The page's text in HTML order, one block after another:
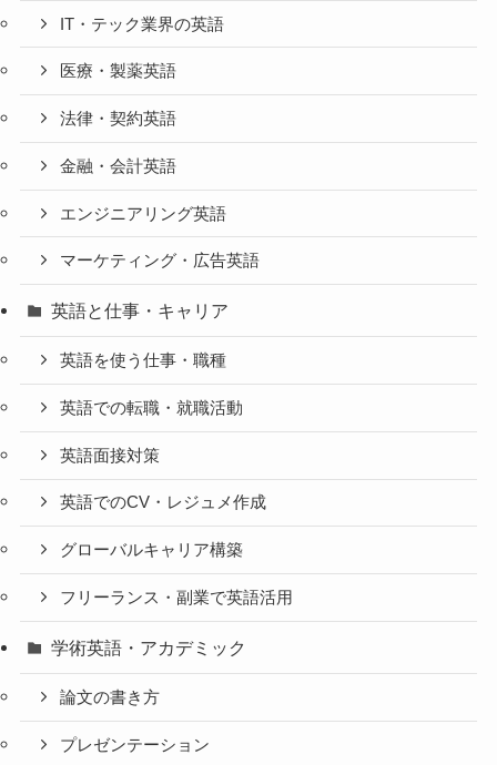
IT・テック業界の英語
医療・製薬英語
法律・契約英語
金融・会計英語
エンジニアリング英語
マーケティング・広告英語
英語と仕事・キャリア
英語を使う仕事・職種
英語での転職・就職活動
英語面接対策
英語でのCV・レジュメ作成
グローバルキャリア構築
フリーランス・副業で英語活用
学術英語・アカデミック
論文の書き方
プレゼンテーション